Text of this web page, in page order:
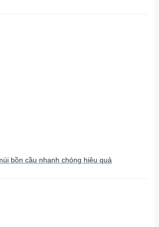
bồn cầu nhanh chóng hiệu quả